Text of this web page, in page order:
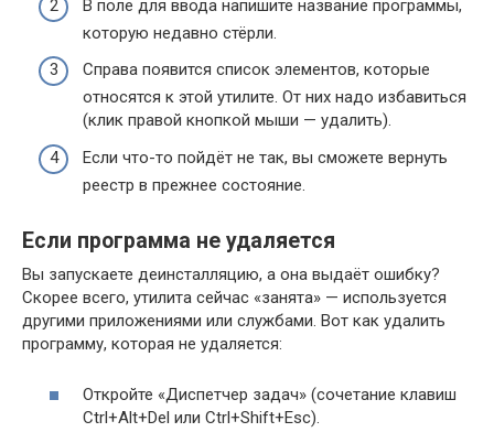
В поле для ввода напишите название программы,
которую недавно стёрли.
Справа появится список элементов, которые
относятся к этой утилите. От них надо избавиться
(клик правой кнопкой мыши — удалить).
Если что-то пойдёт не так, вы сможете вернуть
реестр в прежнее состояние.
Если программа не удаляется
Вы запускаете деинсталляцию, а она выдаёт ошибку?
Скорее всего, утилита сейчас «занята» — используется
другими приложениями или службами. Вот как удалить
программу, которая не удаляется:
Откройте «Диспетчер задач» (сочетание клавиш
Ctrl+Alt+Del или Ctrl+Shift+Esc).